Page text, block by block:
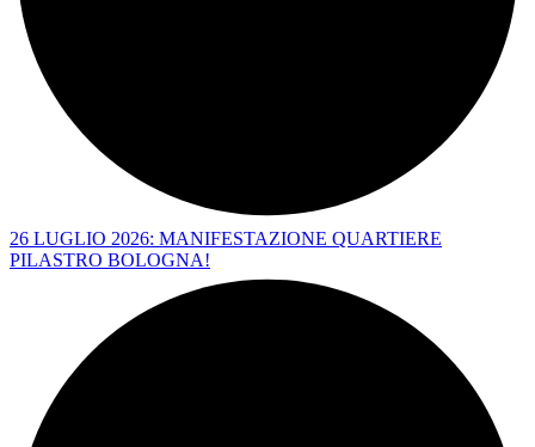
26 LUGLIO 2026: MANIFESTAZIONE QUARTIERE
PILASTRO BOLOGNA!